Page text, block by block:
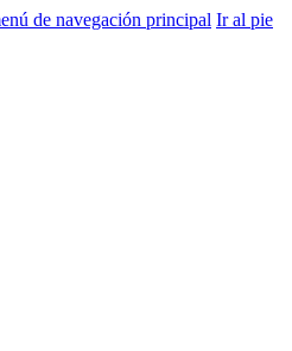
de navegación principal Ir al pie